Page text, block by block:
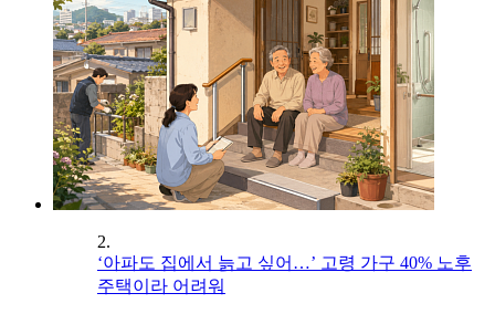
2.
‘아파도 집에서 늙고 싶어…’ 고령 가구 40% 노후
주택이라 어려워